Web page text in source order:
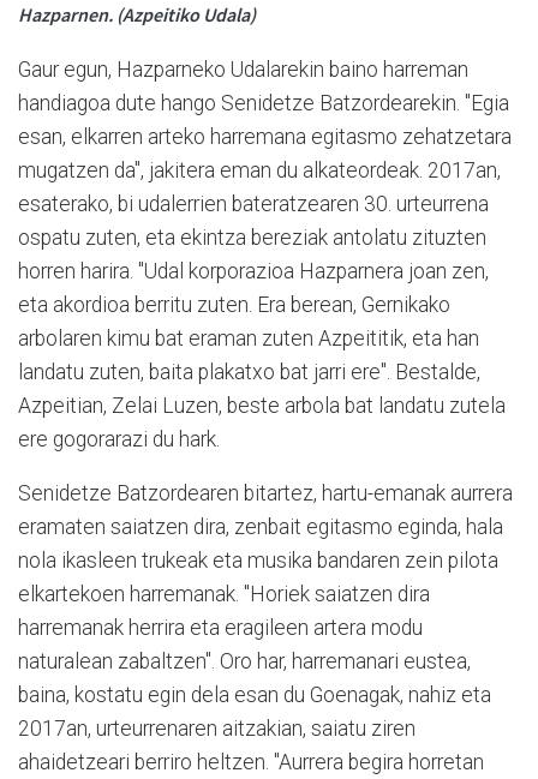
Hazparnen. (Azpeitiko Udala)
Gaur egun, Hazparneko Udalarekin baino harreman
handiagoa dute hango Senidetze Batzordearekin. "Egia
esan, elkarren arteko harremana egitasmo zehatzetara
mugatzen da", jakitera eman du alkateordeak. 2017an,
esaterako, bi udalerrien bateratzearen 30. urteurrena
ospatu zuten, eta ekintza bereziak antolatu zituzten
horren harira. "Udal korporazioa Hazparnera joan zen,
eta akordioa berritu zuten. Era berean, Gernikako
arbolaren kimu bat eraman zuten Azpeititik, eta han
landatu zuten, baita plakatxo bat jarri ere". Bestalde,
Azpeitian, Zelai Luzen, beste arbola bat landatu zutela
ere gogorarazi du hark.
Senidetze Batzordearen bitartez, hartu-emanak aurrera
eramaten saiatzen dira, zenbait egitasmo eginda, hala
nola ikasleen trukeak eta musika bandaren zein pilota
elkartekoen harremanak. "Horiek saiatzen dira
harremanak herrira eta eragileen artera modu
naturalean zabaltzen". Oro har, harremanari eustea,
baina, kostatu egin dela esan du Goenagak, nahiz eta
2017an, urteurrenaren aitzakian, saiatu ziren
ahaidetzeari berriro heltzen. "Aurrera begira horretan